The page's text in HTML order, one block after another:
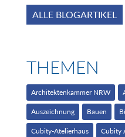
ALLE BLOGARTIKEL
THEMEN
Architektenkammer NRW
Auszeichnung Bauen
Cubity-Atelierhaus Cubity